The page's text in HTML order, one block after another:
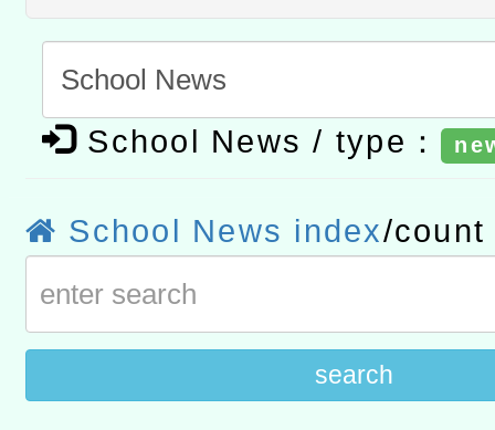
赴陸應申請許可一案
轉知經濟部水利署委託財
研究院辦理「115年表揚
位及節水達人選拔活動」
115年8月22日(星期六)辦
市孔廟祈福系列活動—儒
2026年桃園地景藝術節教
宜
School News / type：
School News index/count
search